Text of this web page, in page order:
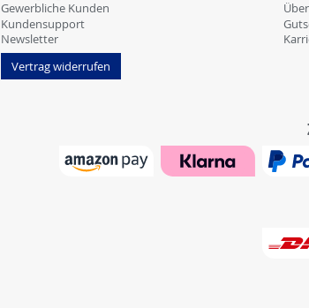
Gewerbliche Kunden
Kundensupport
Newsletter
Vertrag widerrufen